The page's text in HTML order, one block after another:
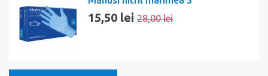
15,50 lei 28,00 lei